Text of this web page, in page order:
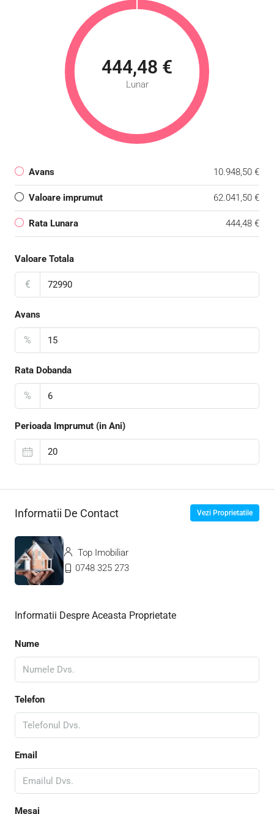
444,48 €
Lunar
Avans 10.948,50 €
Valoare imprumut 62.041,50 €
Rata Lunara 444,48 €
Valoare Totala
€
Avans
%
Rata Dobanda
%
Perioada Imprumut (in Ani)
Informatii De Contact Vezi Proprietatile
Top Imobiliar
0748 325 273
Informatii Despre Aceasta Proprietate
Nume
Telefon
Email
Mesaj